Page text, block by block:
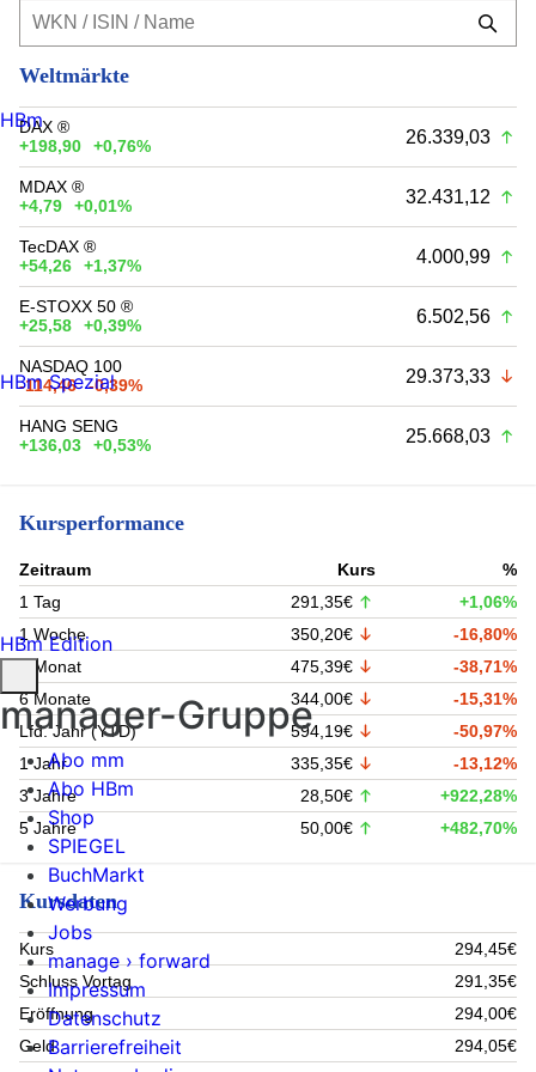
Weltmärkte
DAX ®
+198,90
+0,76% 26.339,03
MDAX ®
+4,79
+0,01% 32.431,12
TecDAX ®
+54,26
+1,37% 4.000,99
E-STOXX 50 ®
+25,58
+0,39% 6.502,56
NASDAQ 100
-114,46
-0,39% 29.373,33
HANG SENG
+136,03
+0,53% 25.668,03
Kursperformance
Zeitraum Kurs
%
1 Tag
291,35€
+1,06%
1 Woche
350,20€
-16,80%
1 Monat
475,39€
-38,71%
6 Monate
344,00€
-15,31%
Lfd. Jahr (YTD)
594,19€
-50,97%
1 Jahr
335,35€
-13,12%
3 Jahre
28,50€
+922,28%
5 Jahre
50,00€ +482,70%
Kursdaten
Kurs
294,45€
Schluss Vortag
291,35€
Eröffnung
294,00€
Geld
294,05€
HBm
HBm Spezial
HBm Edition
manager-Gruppe
Abo mm
Abo HBm
Shop
SPIEGEL
BuchMarkt
Werbung
Jobs
manage › forward
Impressum
Datenschutz
Barrierefreiheit